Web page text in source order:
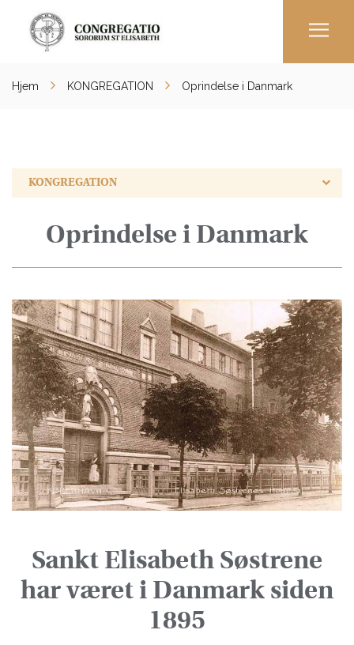
Hjem KONGREGATION Oprindelse i Danmark
KONGREGATION
Oprindelse i Danmark
Sankt Elisabeth Søstrene
har været i Danmark siden
1895